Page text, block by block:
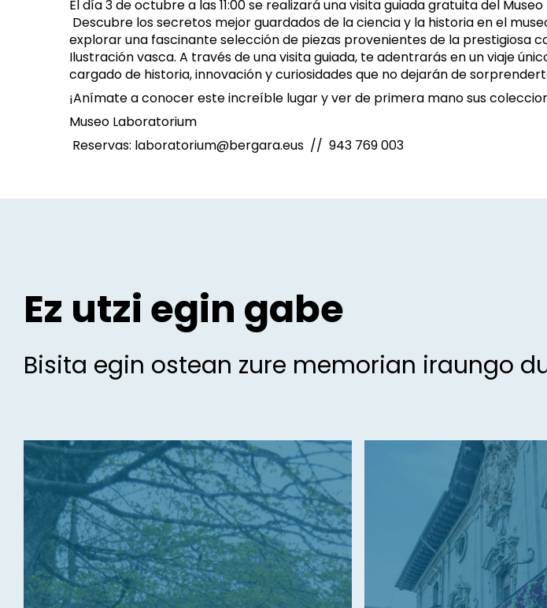
El día 3 de octubre a las 11:00 se realizará una visita guiada gratuita del
Descubre los secretos mejor guardados de la ciencia y la historia en el
explorar una fascinante selección de piezas provenientes de la prestigiosa
Ilustración vasca. A través de una visita guiada, te adentrarás en un viaje
cargado de historia, innovación y curiosidades que no dejarán de
¡Anímate a conocer este increíble lugar y ver de primera mano sus
Museo Laboratorium
Reservas: laboratorium@bergara.eus // 943 769 003
Ez utzi egin gabe
Bisita egin ostean zure memorian iraungo